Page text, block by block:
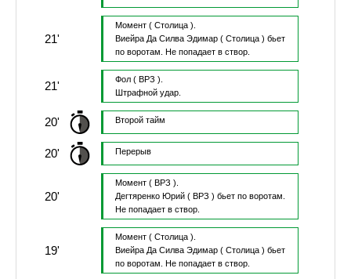
21'
Момент ( Столица ).
Виейра Да Силва Эдимар( Столица ) бьет
по воротам.
Не попадает в створ.
21' Фол ( ВРЗ ).
Штрафной удар.
20' Второй тайм
20' Перерыв
20'
Момент ( ВРЗ ).
Дегтяренко Юрий( ВРЗ ) бьет по воротам.
Не попадает в створ.
19'
Момент ( Столица ).
Виейра Да Силва Эдимар( Столица ) бьет
по воротам.
Не попадает в створ.